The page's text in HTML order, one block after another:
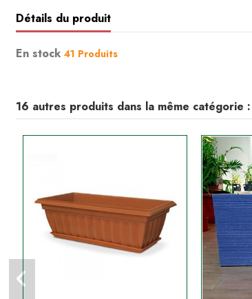
Détails du produit
En stock 41 Produits
16 autres produits dans la même catégorie :